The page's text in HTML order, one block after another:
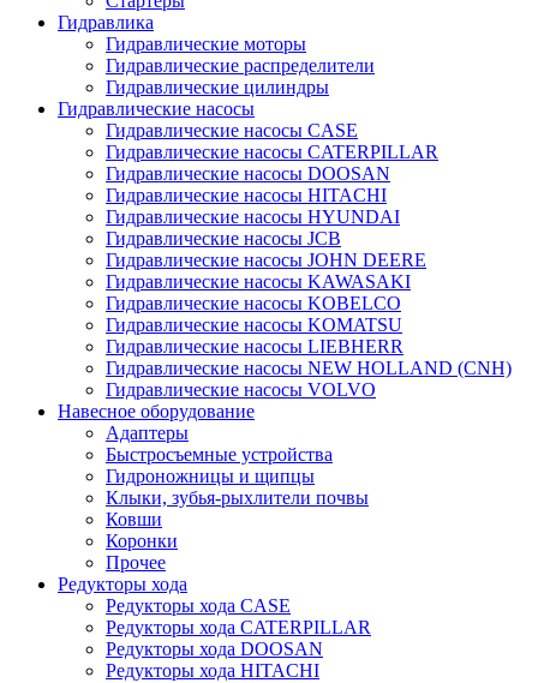
Гидравлика
Гидравлические моторы
Гидравлические распределители
Гидравлические цилиндры
Гидравлические насосы
Гидравлические насосы CASE
Гидравлические насосы CATERPILLAR
Гидравлические насосы DOOSAN
Гидравлические насосы HITACHI
Гидравлические насосы HYUNDAI
Гидравлические насосы JCB
Гидравлические насосы JOHN DEERE
Гидравлические насосы KAWASAKI
Гидравлические насосы KOBELCO
Гидравлические насосы KOMATSU
Гидравлические насосы LIEBHERR
Гидравлические насосы NEW HOLLAND (CNH)
Гидравлические насосы VOLVO
Навесное оборудование
Адаптеры
Быстросъемные устройства
Гидроножницы и щипцы
Клыки, зубья-рыхлители почвы
Ковши
Коронки
Прочее
Редукторы хода
Редукторы хода CASE
Редукторы хода CATERPILLAR
Редукторы хода DOOSAN
Редукторы хода HITACHI